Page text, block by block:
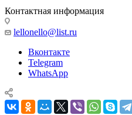
Контактная информация
lellonello@list.ru
Вконтакте
Telegram
WhatsApp